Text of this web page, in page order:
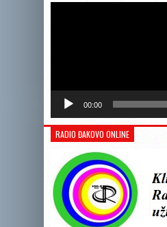
00:00
RADIO ĐAKOVO ONLINE